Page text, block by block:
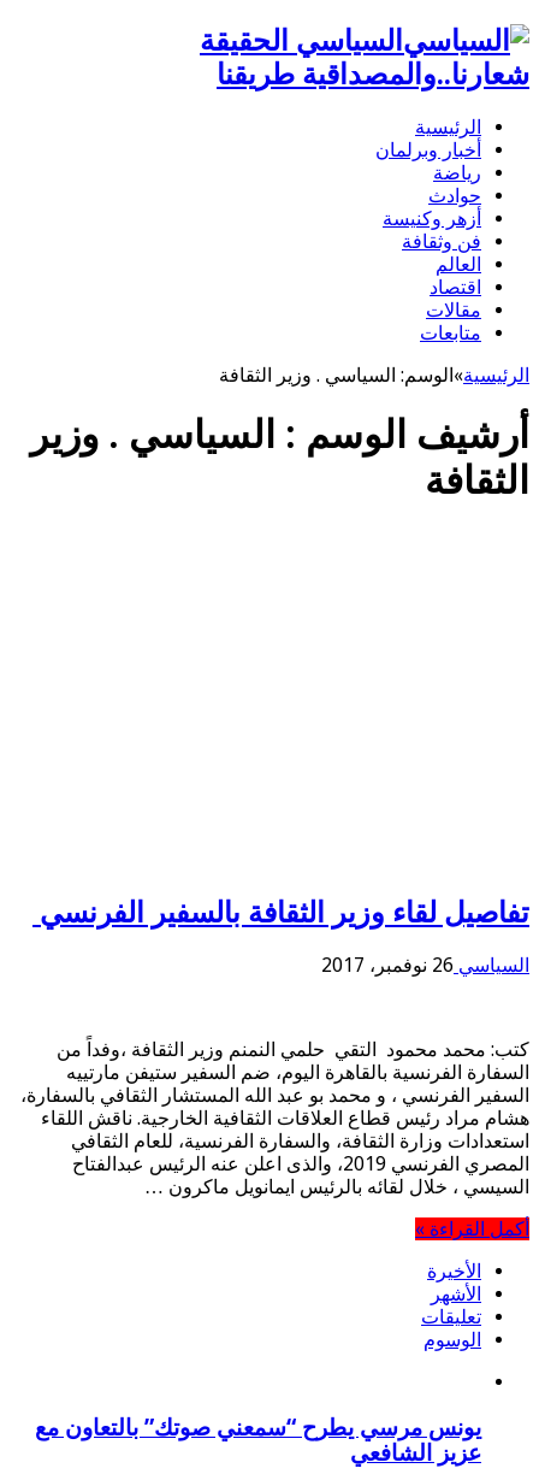
السياسي الحقيقة
شعارنا..والمصداقية طريقنا
الرئيسية
أخبار وبرلمان
رياضة
حوادث
أزهر وكنيسة
فن وثقافة
العالم
اقتصاد
مقالات
متابعات
الرئيسية»الوسم: السياسي . وزير الثقافة
أرشيف الوسم : السياسي . وزير
الثقافة
تفاصيل لقاء وزير الثقافة بالسفير الفرنسي
السياسي 26 نوفمبر، 2017
كتب: محمد محمود التقي حلمي النمنم وزير الثقافة ،وفداً من
السفارة الفرنسية بالقاهرة اليوم، ضم السفير ستيفن مارتييه
السفير الفرنسي ، و محمد بو عبد الله المستشار الثقافي بالسفارة،
هشام مراد رئيس قطاع العلاقات الثقافية الخارجية. ناقش اللقاء
استعدادات وزارة الثقافة، والسفارة الفرنسية، للعام الثقافي
المصري الفرنسي 2019، والذى اعلن عنه الرئيس عبدالفتاح
السيسي ، خلال لقائه بالرئيس ايمانويل ماكرون …
أكمل القراءة »
الأخيرة
الأشهر
تعليقات
الوسوم
يونس مرسي يطرح “سمعني صوتك” بالتعاون مع
عزيز الشافعي